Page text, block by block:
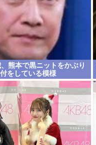
熊本で黒ニットをかぶり
をしている模様